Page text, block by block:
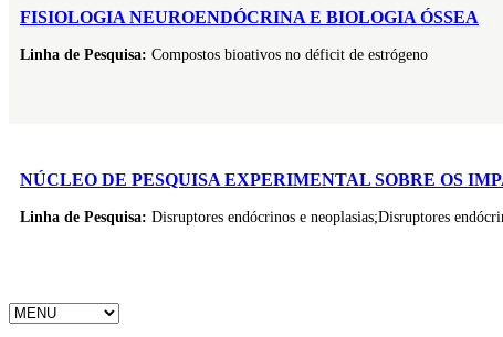
FISIOLOGIA NEUROENDÓCRINA E BIOLOGIA ÓSSEA
Linha de Pesquisa: Compostos bioativos no déficit de estrógeno
NÚCLEO DE PESQUISA EXPERIMENTAL SOBRE OS
Linha de Pesquisa: Disruptores endócrinos e neoplasias;Disruptores